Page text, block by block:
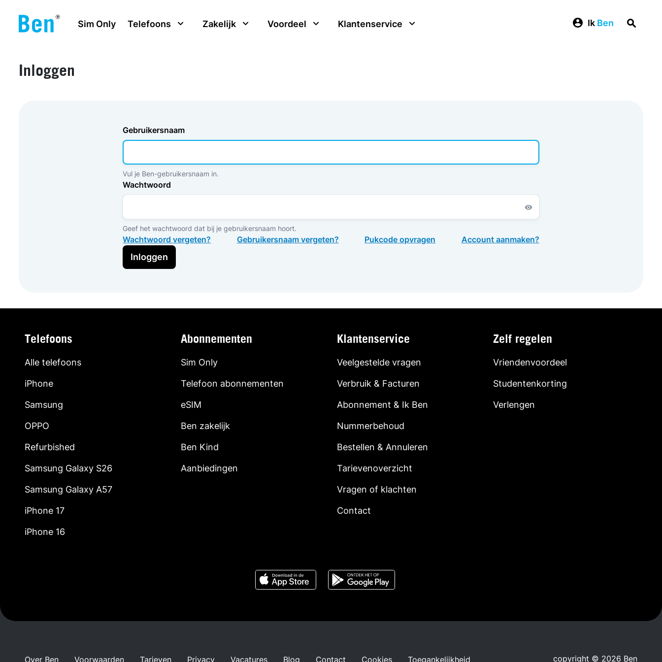
Sim Only
Telefoons Zakelijk Voordeel Klantenservice Ik Ben
Inloggen
Gebruikersnaam
Vul je Ben-gebruikersnaam in.
Wachtwoord
Geef het wachtwoord dat bij je gebruikersnaam hoort.
Wachtwoord vergeten? Gebruikersnaam vergeten? Pukcode opvragen Account aanmaken?
Inloggen
Telefoons
Alle telefoons
iPhone
Samsung
OPPO
Refurbished
Samsung Galaxy S26
Samsung Galaxy A57
iPhone 17
iPhone 16
Abonnementen
Sim Only
Telefoon abonnementen
eSIM
Ben zakelijk
Ben Kind
Aanbiedingen
Klantenservice
Veelgestelde vragen
Verbruik & Facturen
Abonnement & Ik Ben
Nummerbehoud
Bestellen & Annuleren
Tarievenoverzicht
Vragen of klachten
Contact
Zelf regelen
Vriendenvoordeel
Studentenkorting
Verlengen
Over Ben Voorwaarden Tarieven Privacy Vacatures Blog Contact Cookies Toegankelijkheid copyright © 2026 Ben